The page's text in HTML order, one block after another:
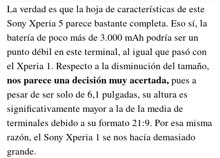
La verdad es que la hoja de características de este
Sony Xperia 5 parece bastante completa. Eso sí, la
batería de poco más de 3.000 mAh podría ser un
punto débil en este terminal, al igual que pasó con
el Xperia 1. Respecto a la disminución del tamaño,
nos parece una decisión muy acertada,pues a
pesar de ser solo de 6,1 pulgadas, su altura es
significativamente mayor a la de la media de
terminales debido a su formato 21:9. Por esa misma
razón, el Sony Xperia 1 se nos hacía demasiado
grande.